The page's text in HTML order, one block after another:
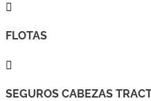

FLOTAS

SEGUROS CABEZAS